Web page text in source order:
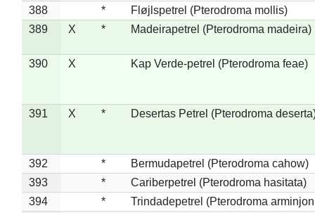
388
*
Fløjlspetrel (Pterodroma mollis)
389
X * Madeirapetrel (Pterodroma madeira)
390 X Kap Verde-petrel (Pterodroma feae)
391 X * Desertas Petrel (Pterodroma
392 *
Bermudapetrel (Pterodroma cahow)
393
*
Cariberpetrel (Pterodroma hasitata)
394
*
Trindadepetrel (Pterodroma